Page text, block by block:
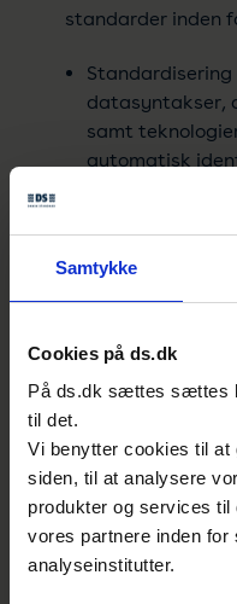
Samtykke
Cookies på ds.dk
På ds.dk sættes sættes
til det.
Vi benytter cookies til at
siden, til at analysere
produkter og services til
vores partnere inden
analyseinstitutter.
standarder inden
datasyntakser,
samt
automatisk
Anvendes i
internationale
Som
deltage i det
europæiske
tekniske komiteer
arbejdsgrupperne:
CEN/TC 225